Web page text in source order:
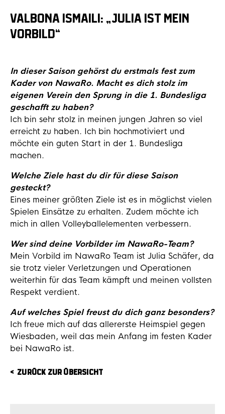
VALBONA ISMAILI: „JULIA IST MEIN
VORBILD“
In dieser Saison gehörst du erstmals fest zum
Kader von NawaRo. Macht es dich stolz im
eigenen Verein den Sprung in die 1. Bundesliga
geschafft zu haben?
Ich bin sehr stolz in meinen jungen Jahren so viel
erreicht zu haben. Ich bin hochmotiviert und
möchte ein guten Start in der 1. Bundesliga
machen.
Welche Ziele hast du dir für diese Saison
gesteckt?
Eines meiner größten Ziele ist es in möglichst vielen
Spielen Einsätze zu erhalten. Zudem möchte ich
mich in allen Volleyballelementen verbessern.
Wer sind deine Vorbilder im NawaRo-Team?
Mein Vorbild im NawaRo Team ist Julia Schäfer, da
sie trotz vieler Verletzungen und Operationen
weiterhin für das Team kämpft und meinen vollsten
Respekt verdient.
Auf welches Spiel freust du dich ganz besonders?
Ich freue mich auf das allererste Heimspiel gegen
Wiesbaden, weil das mein Anfang im festen Kader
bei NawaRo ist.
ZURÜCK ZUR ÜBERSICHT